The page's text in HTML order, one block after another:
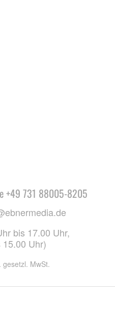
+49 731 88005-8205
bis 17.00 Uhr,
15.00 Uhr)
gesetzl. MwSt.